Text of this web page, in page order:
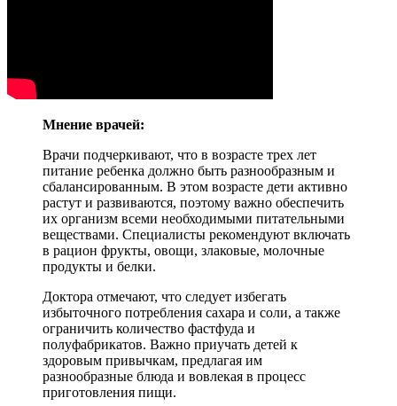
Мнение врачей:
Врачи подчеркивают, что в возрасте трех лет
питание ребенка должно быть разнообразным и
сбалансированным. В этом возрасте дети активно
растут и развиваются, поэтому важно обеспечить
их организм всеми необходимыми питательными
веществами. Специалисты рекомендуют включать
в рацион фрукты, овощи, злаковые, молочные
продукты и белки.
Доктора отмечают, что следует избегать
избыточного потребления сахара и соли, а также
ограничить количество фастфуда и
полуфабрикатов. Важно приучать детей к
здоровым привычкам, предлагая им
разнообразные блюда и вовлекая в процесс
приготовления пищи.